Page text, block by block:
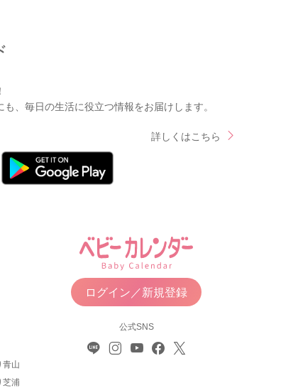
、毎日の生活に役立つ情報をお届けします。
詳しくはこちら
青山
芝浦
ログイン／新規登録
公式SNS